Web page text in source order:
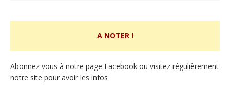
A NOTER !
Abonnez vous à notre page Facebook ou visitez régulièrement
notre site pour avoir les infos